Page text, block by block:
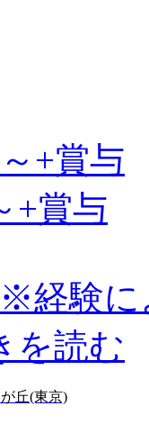
+賞与
+賞与
経験
を読む
丘(東京)